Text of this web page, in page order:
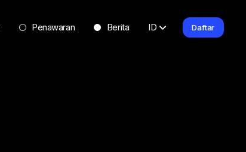
Penawaran Berita ID Daftar